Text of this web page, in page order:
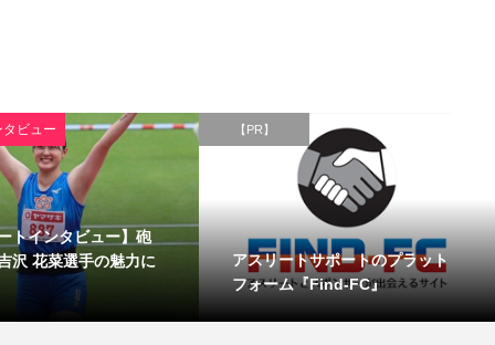
ビュー
トインタビュー】砲
沢 花菜選手の魅力に
【PR】
アスリートサポートのプラット
フォーム『Find-FC』